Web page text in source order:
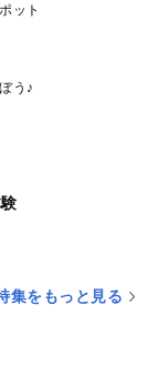
ット
う♪
集をもっと見る